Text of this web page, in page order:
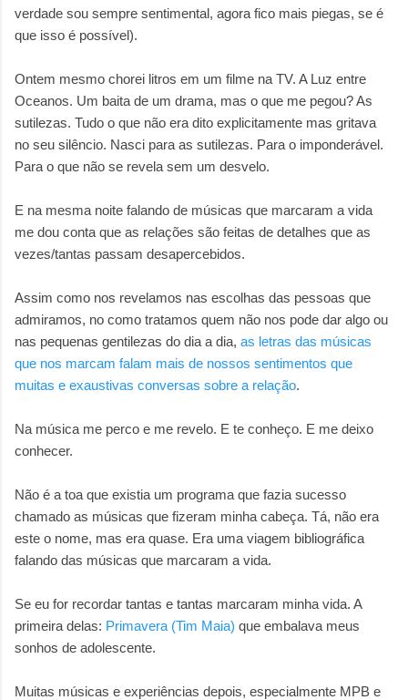
verdade sou sempre sentimental, agora fico mais piegas, se é
que isso é possível).
Ontem mesmo chorei litros em um filme na TV. A Luz entre
Oceanos. Um baita de um drama, mas o que me pegou? As
sutilezas. Tudo o que não era dito explicitamente mas gritava
no seu silêncio. Nasci para as sutilezas. Para o imponderável.
Para o que não se revela sem um desvelo.
E na mesma noite falando de músicas que marcaram a vida
me dou conta que as relações são feitas de detalhes que as
vezes/tantas passam desapercebidos.
Assim como nos revelamos nas escolhas das pessoas que
admiramos, no como tratamos quem não nos pode dar algo ou
nas pequenas gentilezas do dia a dia, as letras das músicas
que nos marcam falam mais de nossos sentimentos que
muitas e exaustivas conversas sobre a relação.
Na música me perco e me revelo. E te conheço. E me deixo
conhecer.
Não é a toa que existia um programa que fazia sucesso
chamado as músicas que fizeram minha cabeça. Tá, não era
este o nome, mas era quase. Era uma viagem bibliográfica
falando das músicas que marcaram a vida.
Se eu for recordar tantas e tantas marcaram minha vida. A
primeira delas: Primavera (Tim Maia) que embalava meus
sonhos de adolescente.
Muitas músicas e experiências depois, especialmente MPB e